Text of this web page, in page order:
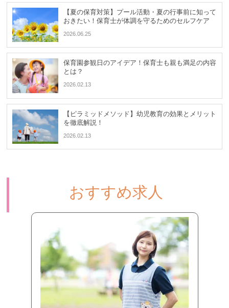
【夏の保育対策】プール活動・夏の行事前に知って
おきたい！保育士が体調を守るためのセルフケア
2026.06.25
保育園参観日のアイデア！保育士も親も満足の内容
とは？
2026.02.13
【ピラミッドメソッド】幼児教育の効果とメリット
を徹底解説！
2026.02.13
おすすめ求人